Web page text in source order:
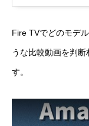
Fire TVでどのモデ
うな比較動画を判
す。